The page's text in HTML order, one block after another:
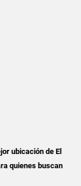
ubicación de El
quienes buscan